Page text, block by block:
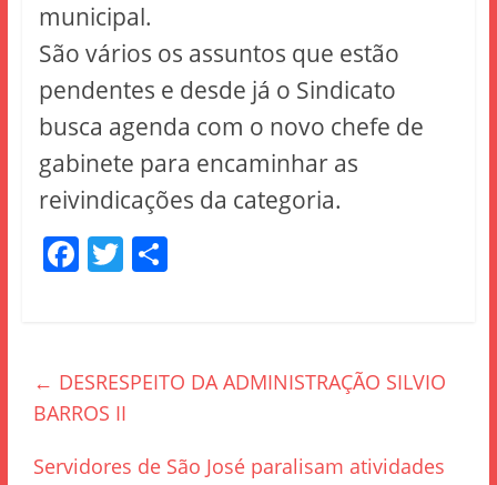
municipal.
São vários os assuntos que estão
pendentes e desde já o Sindicato
busca agenda com o novo chefe de
gabinete para encaminhar as
reivindicações da categoria.
F
b
o
o
T S
← DESRESPEITO DA ADMINISTRAÇÃO SILVIO
BARROS II
Servidores de São José paralisam atividades